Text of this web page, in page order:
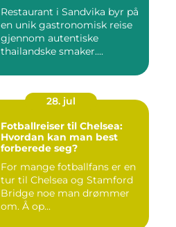
Restaurant i Sandvika byr på
en unik gastronomisk reise
gjennom autentiske
thailandske smaker....
28. jul
Fotballreiser til Chelsea:
Hvordan kan man best
forberede seg?
For mange fotballfans er en
tur til Chelsea og Stamford
Bridge noe man drømmer
om. Å op...